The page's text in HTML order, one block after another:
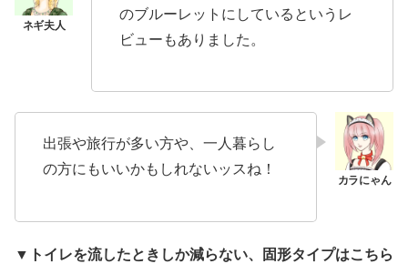
のブルーレットにしているというレ
ビューもありました。
出張や旅行が多い方や、一人暮らし
の方にもいいかもしれないッスね！
▼トイレを流したときしか減らない、固形タイプはこちら